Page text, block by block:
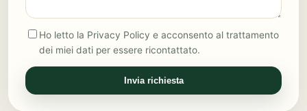
Ho letto la Privacy Policy e acconsento al trattamento
dei miei dati per essere ricontattato.
Invia richiesta